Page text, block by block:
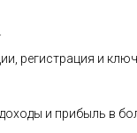
регистрация и
и прибыль в